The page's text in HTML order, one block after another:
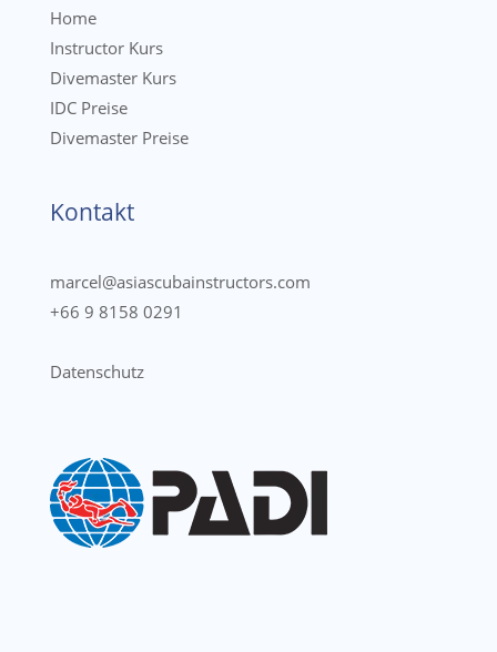
Home
Instructor Kurs
Divemaster Kurs
IDC Preise
Divemaster Preise
Kontakt
marcel@asiascubainstructors.com
+66 9 8158 0291
Datenschutz